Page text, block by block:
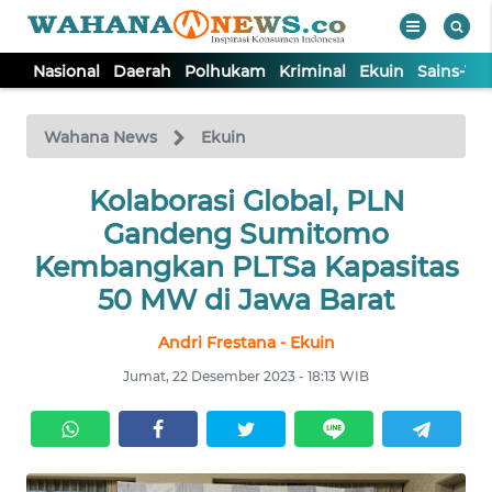
Nasional Daerah Polhukam Kriminal Ekuin Sains-
Wahana News Ekuin
Kolaborasi Global, PLN
Gandeng Sumitomo
Kembangkan PLTSa Kapasitas
50 MW di Jawa Barat
Andri Frestana - Ekuin
Jumat, 22 Desember 2023 - 18:13 WIB
TV
Tutup
NASIONAL
DAERAH
EKUIN